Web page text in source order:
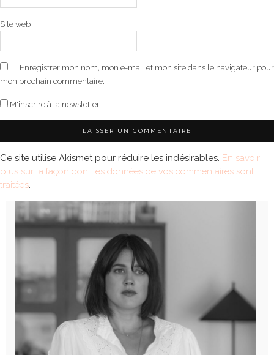
Site web
Enregistrer mon nom, mon e-mail et mon site dans le navigateur pour
mon prochain commentaire.
M'inscrire à la newsletter
Ce site utilise Akismet pour réduire les indésirables. En savoir
plus sur la façon dont les données de vos commentaires sont
traitées.